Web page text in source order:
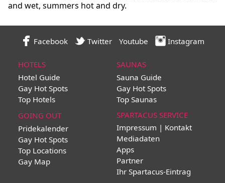
and wet, summers hot and dry.
Facebook Twitter Youtube Instagram
HOTELS
Hotel Guide
Gay Hot Spots
Top Hotels
SAUNAS
Sauna Guide
Gay Hot Spots
Top Saunas
GOING OUT
Pridekalender
Gay Hot Spots
Top Locations
Gay Map
SPARTACUS SERVICE
Impressum | Kontakt
Mediadaten
Apps
Partner
Ihr Spartacus-Eintrag